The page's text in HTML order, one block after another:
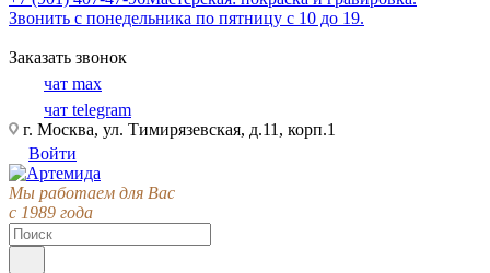
Звонить с понедельника по пятницу с 10 до 19.
Заказать звонок
чат max
чат telegram
г. Москва, ул. Тимирязевская, д.11, корп.1
Войти
Мы работаем для Вас
с 1989 года